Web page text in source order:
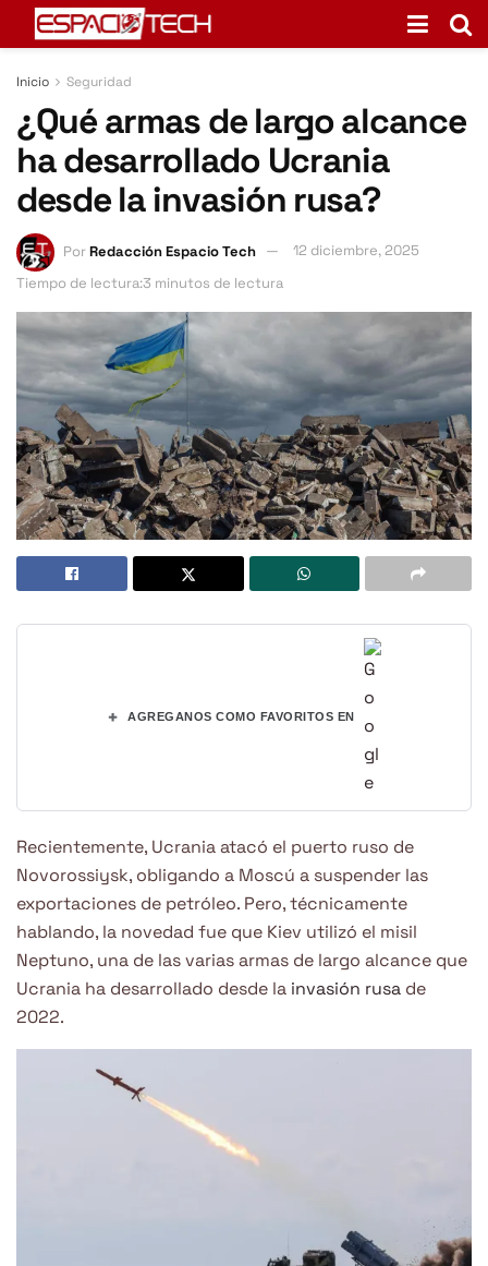
Inicio Seguridad
¿Qué armas de largo alcance
ha desarrollado Ucrania
desde la invasión rusa?
PorRedacción Espacio Tech
12 diciembre, 2025
Tiempo de lectura:3 minutos de lectura
+ AGREGANOS COMO FAVORITOS EN
Recientemente, Ucrania atacó el puerto ruso de
Novorossiysk, obligando a Moscú a suspender las
exportaciones de petróleo. Pero, técnicamente
hablando, la novedad fue que Kiev utilizó el misil
Neptuno, una de las varias armas de largo alcance que
Ucrania ha desarrollado desde la invasión rusa de
2022.